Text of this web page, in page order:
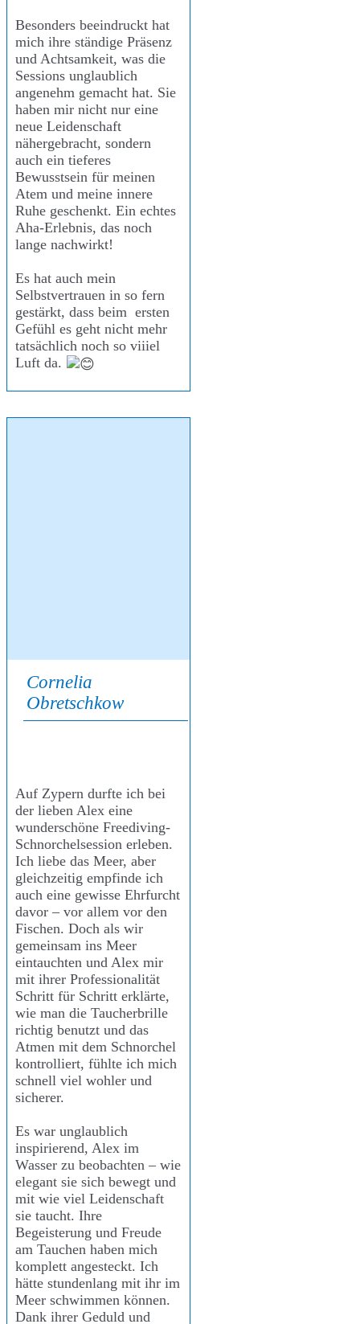
Besonders beeindruckt hat
mich ihre ständige Präsenz
und Achtsamkeit, was die
Sessions unglaublich
angenehm gemacht hat. Sie
haben mir nicht nur eine
neue Leidenschaft
nähergebracht, sondern
auch ein tieferes
Bewusstsein für meinen
Atem und meine innere
Ruhe geschenkt. Ein echtes
Aha-Erlebnis, das noch
lange nachwirkt!
Es hat auch mein
Selbstvertrauen in so fern
gestärkt, dass beim ersten
Gefühl es geht nicht mehr
tatsächlich noch so viiiel
Luft da.
Cornelia
Obretschkow
Auf Zypern durfte ich bei
der lieben Alex eine
wunderschöne Freediving-
Schnorchelsession erleben.
Ich liebe das Meer, aber
gleichzeitig empfinde ich
auch eine gewisse Ehrfurcht
davor – vor allem vor den
Fischen. Doch als wir
gemeinsam ins Meer
eintauchten und Alex mir
mit ihrer Professionalität
Schritt für Schritt erklärte,
wie man die Taucherbrille
richtig benutzt und das
Atmen mit dem Schnorchel
kontrolliert, fühlte ich mich
schnell viel wohler und
sicherer.
Es war unglaublich
inspirierend, Alex im
Wasser zu beobachten – wie
elegant sie sich bewegt und
mit wie viel Leidenschaft
sie taucht. Ihre
Begeisterung und Freude
am Tauchen haben mich
komplett angesteckt. Ich
hätte stundenlang mit ihr im
Meer schwimmen können.
Dank ihrer Geduld und